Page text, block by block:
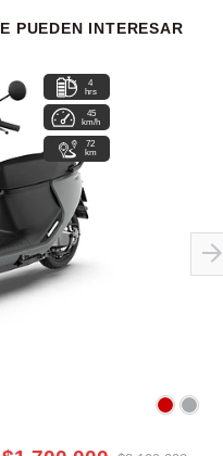
PUEDEN INTERESAR
4
hrs
45
km/h
72
km